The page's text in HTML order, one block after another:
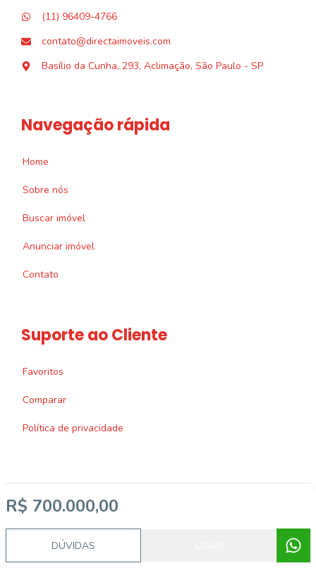
R$ 700.000,00
DÚVIDAS
(11) 96409-4766
contato@directaimoveis.com
Basílio da Cunha, 293, Aclimação, São Paulo - SP
Navegação rápida
Home
Sobre nós
Buscar imóvel
Anunciar imóvel
Contato
Suporte ao Cliente
Favoritos
Comparar
Política de privacidade
Imobiliária Certificada:
Selo de Tecnologia Loft